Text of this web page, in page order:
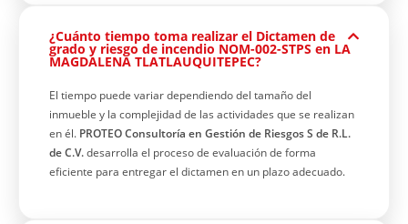
¿Cuánto tiempo toma realizar el Dictamen de
grado y riesgo de incendio NOM-002-STPS en LA
MAGDALENA TLATLAUQUITEPEC?
El tiempo puede variar dependiendo del tamaño del
inmueble y la complejidad de las actividades que se realizan
en él. PROTEO Consultoría en Gestión de Riesgos S de R.L.
de C.V.desarrolla el proceso de evaluación de forma
eficiente para entregar el dictamen en un plazo adecuado.